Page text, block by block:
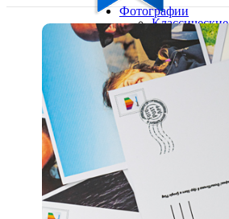
Ваш город:
Ваш регион доставки
Выберите из списка:
Фотографии
Классические
фото
10х10
10х15
Фото